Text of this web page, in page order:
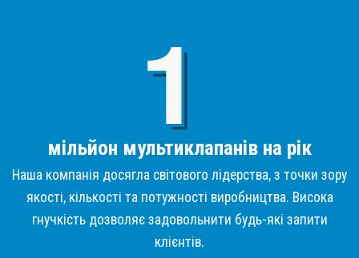
мільйон мультиклапанів на рік
Наша компанія досягла світового лідерства, з точки зору
якості, кількості та потужності виробництва. Висока
гнучкість дозволяє задовольнити будь-які запити
клієнтів.